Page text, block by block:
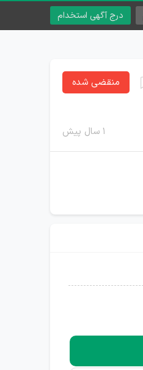
درج آگهی استخدام
۱ سال پیش
منقضی شده